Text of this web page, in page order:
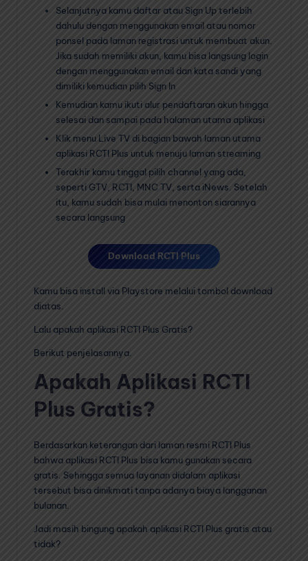
Selanjutnya kamu daftar atau Sign Up terlebih
dahulu dengan menggunakan email atau nomor
ponsel pada laman registrasi untuk membuat akun.
Jika sudah memiliki akun, kamu bisa langsung login
dengan menggunakan email dan kata sandi yang
dimiliki kemudian pilih Sign In
Kemudian kamu ikuti alur pendaftaran akun hingga
selesai dan sampai pada halaman utama aplikasi
Klik menu Live TV di bagian bawah laman utama
aplikasi RCTI Plus untuk menuju laman streaming
Terakhir kamu tinggal pilih channel yang ada,
seperti GTV, RCTI, MNC TV, serta iNews. Setelah
itu, kamu sudah bisa mulai menonton siarannya
secara langsung
Download RCTI Plus
Kamu bisa install via Playstore melalui tombol download
diatas.
Lalu apakah aplikasi RCTI Plus Gratis?
Berikut penjelasannya.
Apakah Aplikasi RCTI
Plus Gratis?
Berdasarkan keterangan dari laman resmi RCTI Plus
bahwa aplikasi RCTI Plus bisa kamu gunakan secara
gratis. Sehingga semua layanan didalam aplikasi
tersebut bisa dinikmati tanpa adanya biaya langganan
bulanan.
Jadi masih bingung apakah aplikasi RCTI Plus gratis atau
tidak?